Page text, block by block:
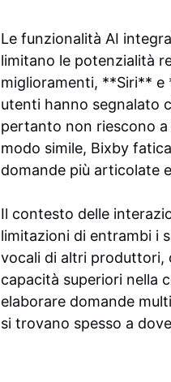
Le funzionalità AI
limitano le potenzialità
miglioramenti, **Siri**
utenti hanno segnalato
pertanto non riescono a
modo simile, Bixby
domande più articolate
Il contesto delle
limitazioni di entrambi i
vocali di altri produttori,
capacità superiori nella
elaborare domande
si trovano spesso a